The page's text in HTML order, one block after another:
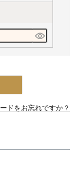
ドをお忘れですか？